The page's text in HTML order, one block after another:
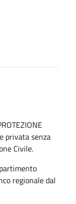
privata senza
Civile.
regionale dal